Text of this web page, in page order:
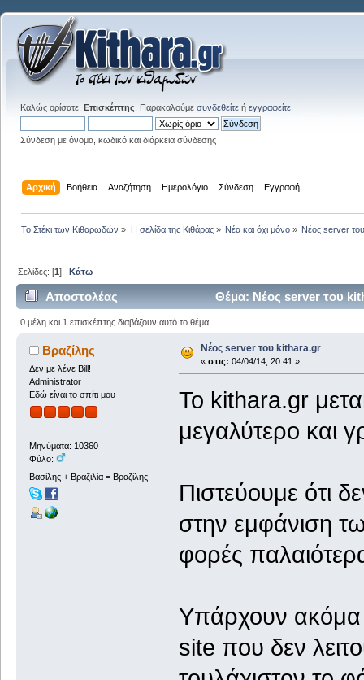
Καλώς ορίσατε, Επισκέπτης . Παρακαλούμε συνδεθείτε ή εγγραφείτε
Σύνδεση με όνομα, κωδικό και διάρκεια σύνδεσης
Αρχική Βοήθεια Αναζήτηση Ημερολόγιο Σύνδεση Εγγραφή
Το Στέκι των Κιθαρωδών » Η σελίδα της Κιθάρας» Νέα και όχι μόνο» Νέος server
Σελίδες: [1]Κάτω
Αποστολέας Θέμα: Νέος server του
0 μέλη και 1 επισκέπτης διαβάζουν αυτό το θέμα.
Βραζίλης
Δεν με λένε Bill!
Administrator
Εδώ είναι το σπίτι μου
Μηνύματα: 10360
Φύλο:
Βασίλης + Βραζιλία = Βραζίλης
Νέος server του kithara.gr
« στις: 04/04/14, 20:41 »
To kithara.gr
μεγαλύτερο και
Πιστεύουμε ότι
στην εμφάνιση
φορές
Υπάρχουν ακόμα
site που δεν